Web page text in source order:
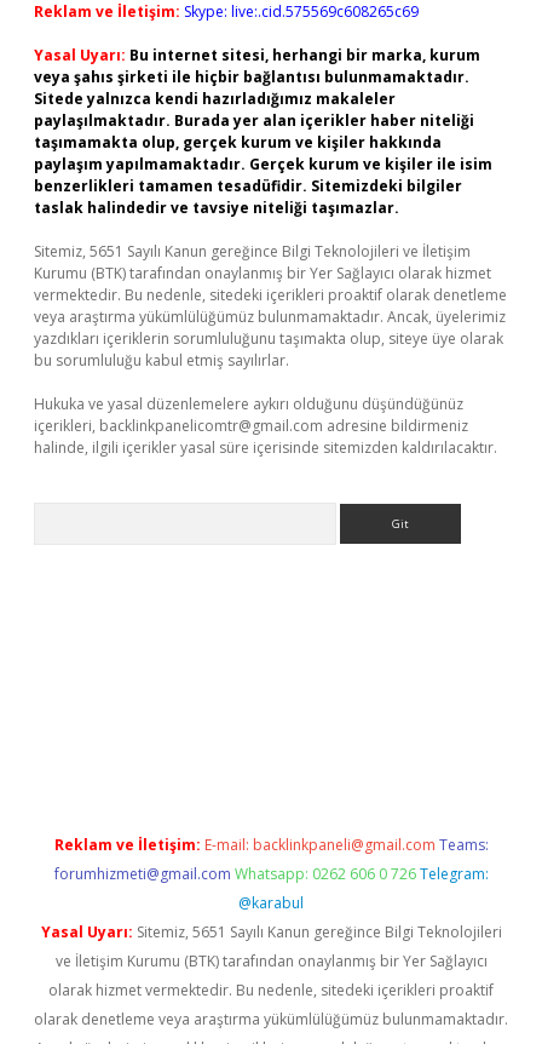
Reklam ve İletişim: Skype: live:.cid.575569c608265c69
Yasal Uyarı: Bu internet sitesi, herhangi bir marka, kurum
veya şahıs şirketi ile hiçbir bağlantısı bulunmamaktadır.
Sitede yalnızca kendi hazırladığımız makaleler
paylaşılmaktadır. Burada yer alan içerikler haber niteliği
taşımamakta olup, gerçek kurum ve kişiler hakkında
paylaşım yapılmamaktadır. Gerçek kurum ve kişiler ile isim
benzerlikleri tamamen tesadüfidir. Sitemizdeki bilgiler
taslak halindedir ve tavsiye niteliği taşımazlar.
Sitemiz, 5651 Sayılı Kanun gereğince Bilgi Teknolojileri ve İletişim
Kurumu (BTK) tarafından onaylanmış bir Yer Sağlayıcı olarak hizmet
vermektedir. Bu nedenle, sitedeki içerikleri proaktif olarak denetleme
veya araştırma yükümlülüğümüz bulunmamaktadır. Ancak, üyelerimiz
yazdıkları içeriklerin sorumluluğunu taşımakta olup, siteye üye olarak
bu sorumluluğu kabul etmiş sayılırlar.
Hukuka ve yasal düzenlemelere aykırı olduğunu düşündüğünüz
içerikleri, backlinkpanelicomtr@gmail.com adresine bildirmeniz
halinde, ilgili içerikler yasal süre içerisinde sitemizden kaldırılacaktır.
Reklam ve İletişim: E-mail: backlinkpaneli@gmail.com Teams:
forumhizmeti@gmail.com Whatsapp: 0262 606 0 726 Telegram:
@karabul
Yasal Uyarı: Sitemiz, 5651 Sayılı Kanun gereğince Bilgi Teknolojileri
ve İletişim Kurumu (BTK) tarafından onaylanmış bir Yer Sağlayıcı
olarak hizmet vermektedir. Bu nedenle, sitedeki içerikleri proaktif
olarak denetleme veya araştırma yükümlülüğümüz bulunmamaktadır.